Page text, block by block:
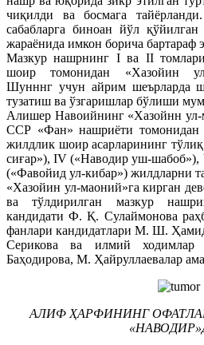
чиқилди ва босмага
сабабларга биноан йўл
жараёнида имкон борича бартараф
Мазкур нашрнинг I ва II
шоир томонидан «Хазойин ул-
Шунннг учун айрим шеърларда
тузатиш ва ўзгаришлар бўлиши
Алишер Навоийнинг «Хазойнн ул-
ССР «Фан» нашриёти томонидан
жилдлик шоир асарларининг
сиғар»), IV («Наводир уш-шабоб»),
(«Фавойид ул-кибар») жилдларни
«Хазойин ул-маоний»га кирган
ва тўлдирилган мазкур
кандидати Ф. Қ. Сулаймонова
фанлари кандидатлари М. Ш.
Серикова ва илмий
Баҳодирова, М. Ҳайруллаевалар
АЛИФ ҲАРФИНИНГ